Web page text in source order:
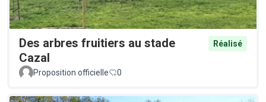
Des arbres fruitiers au stade
Cazal
Réalisé
Proposition officielle 0